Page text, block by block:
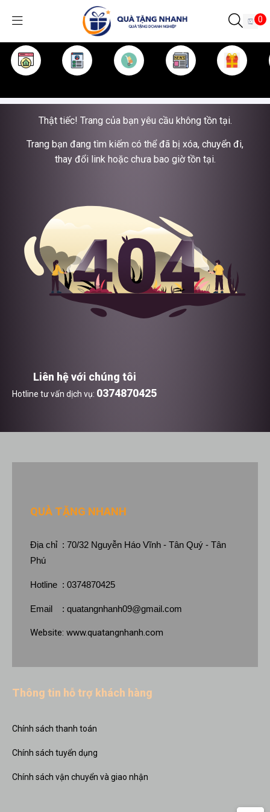
0
Thật tiếc! Trang của bạn yêu cầu không tồn tại.
Trang bạn đang tìm kiếm có thể đã bị xóa, chuyển đi,
thay đổi link hoặc chưa bao giờ tồn tại.
Liên hệ với chúng tôi
Hotline tư vấn dịch vụ: 0374870425
QUÀ TẶNG NHANH
Địa chỉ : 70/32 Nguyễn Háo Vĩnh - Tân Quý - Tân
Phú
Hotline : 0374870425
Email : quatangnhanh09@gmail.com
Website: www.quatangnhanh.com
Thông tin hỗ trợ khách hàng
Chính sách thanh toán
Chính sách tuyển dụng
Chính sách vận chuyển và giao nhận